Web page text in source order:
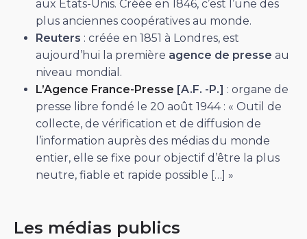
aux États-Unis. Créée en 1846, c’est l’une des
plus anciennes coopératives au monde.
Reuters : créée en 1851 à Londres, est
aujourd’hui la première agence de presse au
niveau mondial.
L’Agence France-Presse [A.F. -P.] : organe de
presse libre fondé le 20 août 1944 : « Outil de
collecte, de vérification et de diffusion de
l’information auprès des médias du monde
entier, elle se fixe pour objectif d’être la plus
neutre, fiable et rapide possible […] »
Les médias publics